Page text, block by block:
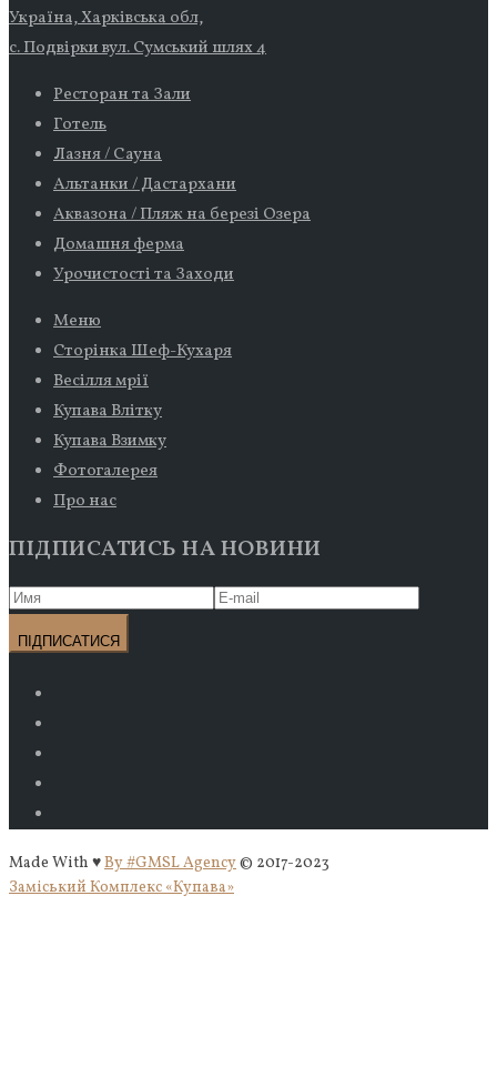
Україна, Харківська обл,
с. Подвірки вул. Сумський шлях 4
Ресторан та Зали
Готель
Лазня / Сауна
Альтанки / Дастархани
Аквазона / Пляж на березі Озера
Домашня ферма
Урочистості та Заходи
Меню
Сторінка Шеф-Кухаря
Весілля мрії
Купава Влітку
Купава Взимку
Фотогалерея
Про нас
ПІДПИСАТИСЬ НА НОВИНИ
Made With ♥By #GMSL Agency© 2017-2023
Заміський Комплекс «Купава»